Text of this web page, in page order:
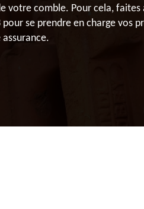
votre comble. Pour cela,
pour se prendre en charge vos